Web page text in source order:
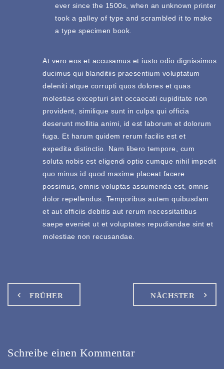
ever since the 1500s, when an unknown printer
took a galley of type and scrambled it to make
a type specimen book.
At vero eos et accusamus et iusto odio dignissimos
ducimus qui blanditiis praesentium voluptatum
deleniti atque corrupti quos dolores et quas
molestias excepturi sint occaecati cupiditate non
provident, similique sunt in culpa qui officia
deserunt mollitia animi, id est laborum et dolorum
fuga. Et harum quidem rerum facilis est et
expedita distinctio. Nam libero tempore, cum
soluta nobis est eligendi optio cumque nihil impedit
quo minus id quod maxime placeat facere
possimus, omnis voluptas assumenda est, omnis
dolor repellendus. Temporibus autem quibusdam
et aut officiis debitis aut rerum necessitatibus
saepe eveniet ut et voluptates repudiandae sint et
molestiae non recusandae.
FRÜHER NÄCHSTER
Schreibe einen Kommentar